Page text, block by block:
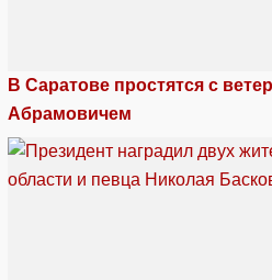
В Саратове простятся с
Абрамовичем